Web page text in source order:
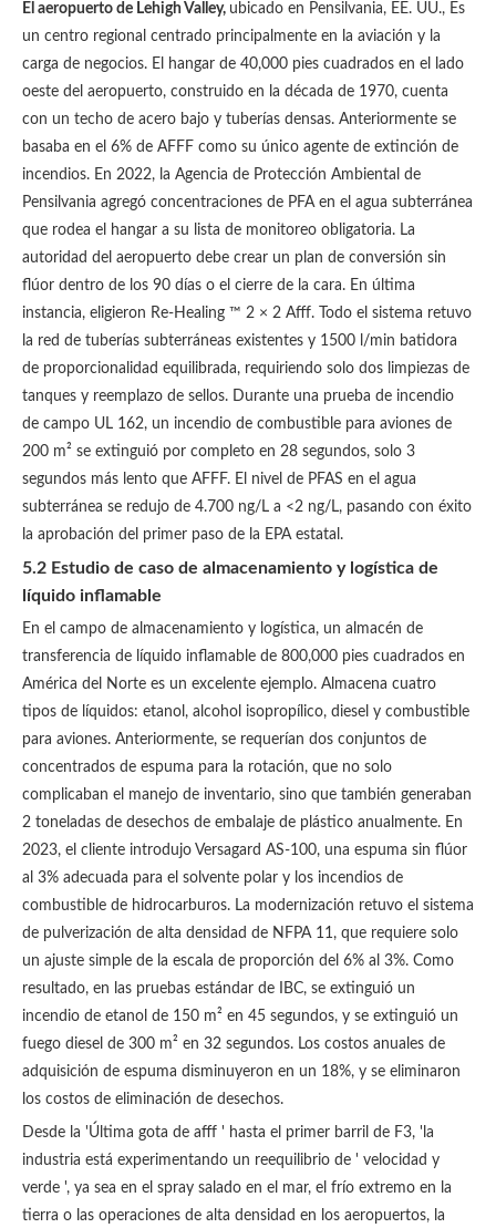
El aeropuerto de Lehigh Valley, ubicado en Pensilvania, EE. UU., Es
un centro regional centrado principalmente en la aviación y la
carga de negocios. El hangar de 40,000 pies cuadrados en el lado
oeste del aeropuerto, construido en la década de 1970, cuenta
con un techo de acero bajo y tuberías densas. Anteriormente se
basaba en el 6% de AFFF como su único agente de extinción de
incendios. En 2022, la Agencia de Protección Ambiental de
Pensilvania agregó concentraciones de PFA en el agua subterránea
que rodea el hangar a su lista de monitoreo obligatoria. La
autoridad del aeropuerto debe crear un plan de conversión sin
flúor dentro de los 90 días o el cierre de la cara. En última
instancia, eligieron Re-Healing ™ 2 × 2 Afff. Todo el sistema retuvo
la red de tuberías subterráneas existentes y 1500 l/min batidora
de proporcionalidad equilibrada, requiriendo solo dos limpiezas de
tanques y reemplazo de sellos. Durante una prueba de incendio
de campo UL 162, un incendio de combustible para aviones de
200 m² se extinguió por completo en 28 segundos, solo 3
segundos más lento que AFFF. El nivel de PFAS en el agua
subterránea se redujo de 4.700 ng/L a <2 ng/L, pasando con éxito
la aprobación del primer paso de la EPA estatal.
5.2 Estudio de caso de almacenamiento y logística de
líquido inflamable
En el campo de almacenamiento y logística, un almacén de
transferencia de líquido inflamable de 800,000 pies cuadrados en
América del Norte es un excelente ejemplo. Almacena cuatro
tipos de líquidos: etanol, alcohol isopropílico, diesel y combustible
para aviones. Anteriormente, se requerían dos conjuntos de
concentrados de espuma para la rotación, que no solo
complicaban el manejo de inventario, sino que también generaban
2 toneladas de desechos de embalaje de plástico anualmente. En
2023, el cliente introdujo Versagard AS-100, una espuma sin flúor
al 3% adecuada para el solvente polar y los incendios de
combustible de hidrocarburos. La modernización retuvo el sistema
de pulverización de alta densidad de NFPA 11, que requiere solo
un ajuste simple de la escala de proporción del 6% al 3%. Como
resultado, en las pruebas estándar de IBC, se extinguió un
incendio de etanol de 150 m² en 45 segundos, y se extinguió un
fuego diesel de 300 m² en 32 segundos. Los costos anuales de
adquisición de espuma disminuyeron en un 18%, y se eliminaron
los costos de eliminación de desechos.
Desde la 'Última gota de afff ' hasta el primer barril de F3, 'la
industria está experimentando un reequilibrio de ' velocidad y
verde ', ya sea en el spray salado en el mar, el frío extremo en la
tierra o las operaciones de alta densidad en los aeropuertos, la